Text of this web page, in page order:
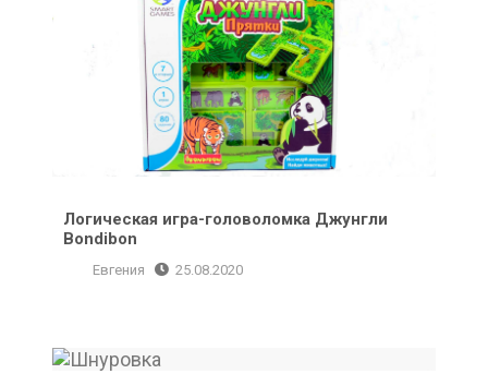
Логическая игра-головоломка Джунгли
Bondibon
Евгения 25.08.2020